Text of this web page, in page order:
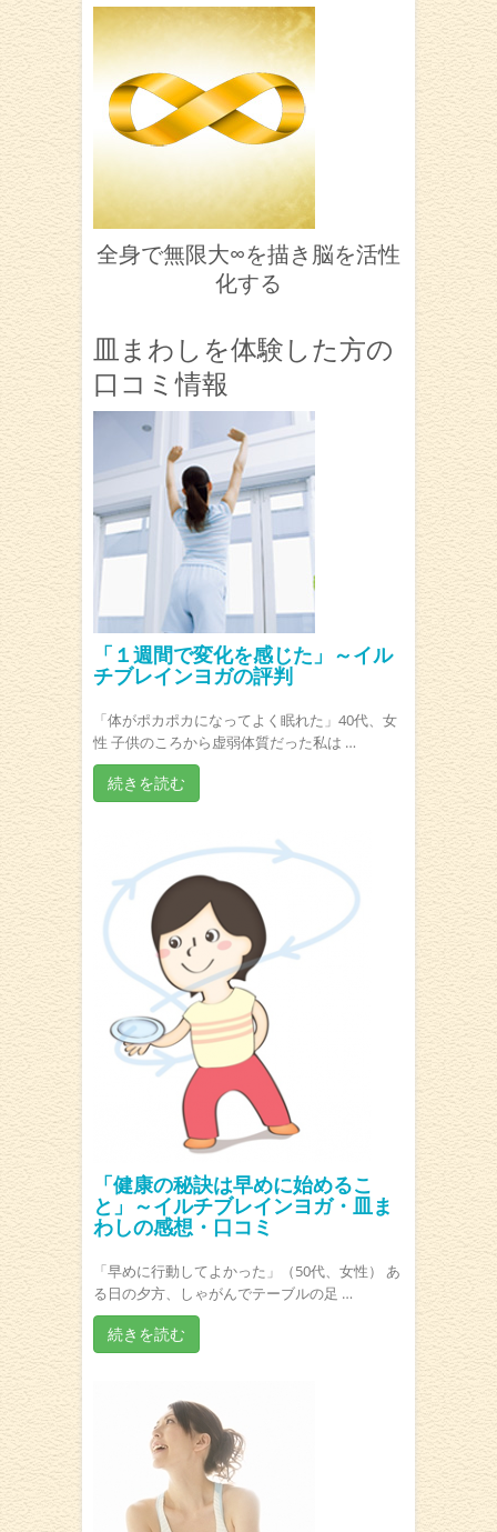
全身で無限大∞を描き脳を活性
化する
皿まわしを体験した方の
口コミ情報
「１週間で変化を感じた」～イル
チブレインヨガの評判
「体がポカポカになってよく眠れた」40代、女
性 子供のころから虚弱体質だった私は …
続きを読む
「健康の秘訣は早めに始めるこ
と」～イルチブレインヨガ・皿ま
わしの感想・口コミ
「早めに行動してよかった」（50代、女性） あ
る日の夕方、しゃがんでテーブルの足 …
続きを読む